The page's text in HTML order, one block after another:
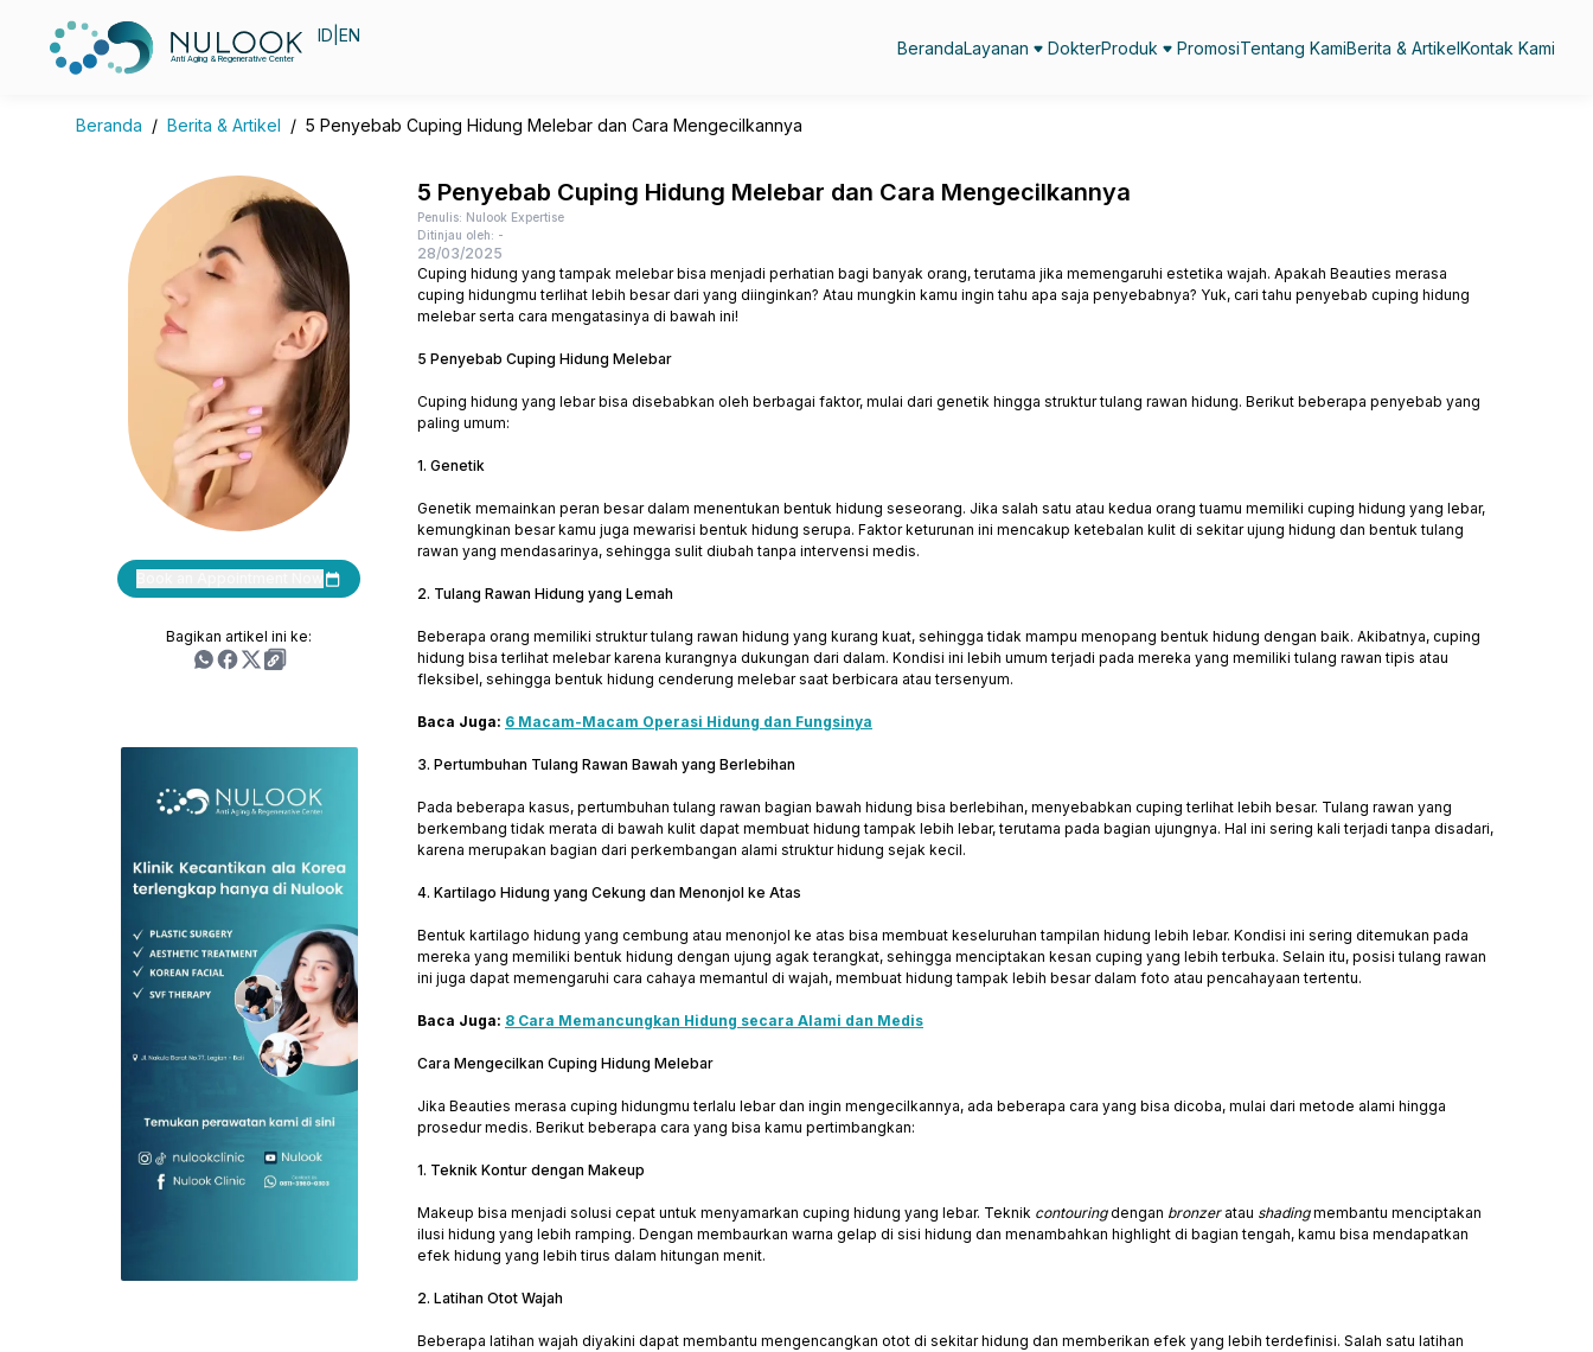
Anti Aging & Regenerative Center
ID EN
BerandaLayanan DokterProduk PromosiTentang KamiBerita & ArtikelKontak Kami
Beranda / Berita & Artikel / 5 Penyebab Cuping Hidung Melebar dan Cara Mengecilkannya
Bagikan artikel ini ke:
5 Penyebab Cuping Hidung Melebar dan Cara Mengecilkannya
Penulis: Nulook Expertise
Ditinjau oleh: -
28/03/2025
Cuping hidung yang tampak melebar bisa menjadi perhatian bagi banyak orang, terutama jika memengaruhi estetika wajah. Apakah Beauties merasa
cuping hidungmu terlihat lebih besar dari yang diinginkan? Atau mungkin kamu ingin tahu apa saja penyebabnya? Yuk, cari tahu penyebab cuping hidung
melebar serta cara mengatasinya di bawah ini!
5 Penyebab Cuping Hidung Melebar
Cuping hidung yang lebar bisa disebabkan oleh berbagai faktor, mulai dari genetik hingga struktur tulang rawan hidung. Berikut beberapa penyebab yang
paling umum:
1. Genetik
Genetik memainkan peran besar dalam menentukan bentuk hidung seseorang. Jika salah satu atau kedua orang tuamu memiliki cuping hidung yang lebar,
kemungkinan besar kamu juga mewarisi bentuk hidung serupa. Faktor keturunan ini mencakup ketebalan kulit di sekitar ujung hidung dan bentuk tulang
rawan yang mendasarinya, sehingga sulit diubah tanpa intervensi medis.
2. Tulang Rawan Hidung yang Lemah
Beberapa orang memiliki struktur tulang rawan hidung yang kurang kuat, sehingga tidak mampu menopang bentuk hidung dengan baik. Akibatnya, cuping
hidung bisa terlihat melebar karena kurangnya dukungan dari dalam. Kondisi ini lebih umum terjadi pada mereka yang memiliki tulang rawan tipis atau
fleksibel, sehingga bentuk hidung cenderung melebar saat berbicara atau tersenyum.
Baca Juga: 6 Macam-Macam Operasi Hidung dan Fungsinya
3. Pertumbuhan Tulang Rawan Bawah yang Berlebihan
Pada beberapa kasus, pertumbuhan tulang rawan bagian bawah hidung bisa berlebihan, menyebabkan cuping terlihat lebih besar. Tulang rawan yang
berkembang tidak merata di bawah kulit dapat membuat hidung tampak lebih lebar, terutama pada bagian ujungnya. Hal ini sering kali terjadi tanpa disadari,
karena merupakan bagian dari perkembangan alami struktur hidung sejak kecil.
4. Kartilago Hidung yang Cekung dan Menonjol ke Atas
Bentuk kartilago hidung yang cembung atau menonjol ke atas bisa membuat keseluruhan tampilan hidung lebih lebar. Kondisi ini sering ditemukan pada
mereka yang memiliki bentuk hidung dengan ujung agak terangkat, sehingga menciptakan kesan cuping yang lebih terbuka. Selain itu, posisi tulang rawan
ini juga dapat memengaruhi cara cahaya memantul di wajah, membuat hidung tampak lebih besar dalam foto atau pencahayaan tertentu.
Baca Juga: 8 Cara Memancungkan Hidung secara Alami dan Medis
Cara Mengecilkan Cuping Hidung Melebar
Jika Beauties merasa cuping hidungmu terlalu lebar dan ingin mengecilkannya, ada beberapa cara yang bisa dicoba, mulai dari metode alami hingga
prosedur medis. Berikut beberapa cara yang bisa kamu pertimbangkan:
1. Teknik Kontur dengan Makeup
Makeup bisa menjadi solusi cepat untuk menyamarkan cuping hidung yang lebar. Teknik contouringdengan bronzer atau shadingmembantu menciptakan
ilusi hidung yang lebih ramping. Dengan membaurkan warna gelap di sisi hidung dan menambahkan highlight di bagian tengah, kamu bisa mendapatkan
efek hidung yang lebih tirus dalam hitungan menit.
2. Latihan Otot Wajah
Beberapa latihan wajah diyakini dapat membantu mengencangkan otot di sekitar hidung dan memberikan efek yang lebih terdefinisi. Salah satu latihan